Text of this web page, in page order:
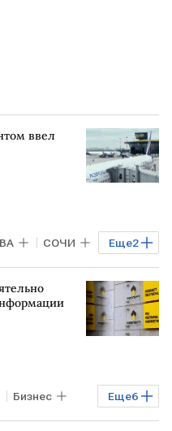
ввел
Еще2
СОЧИ
Еще6
Бизнес